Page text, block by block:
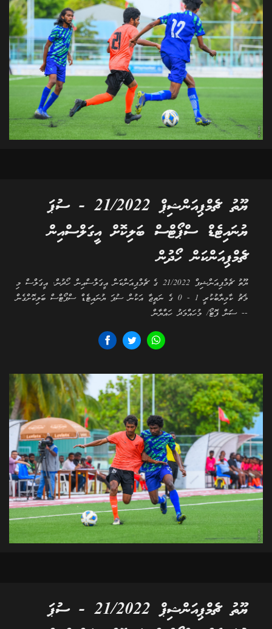
ޔޫތު ޗެމްޕިއަންޝިޕް 21/2022 - ސުޕަ
ޔުނައިޓެޑް ސްޕޯޓްސް ބަލިކޮށް އީގަލްސްއިން
ޗެމްޕިއަންކަން ހޯދުން
ޔޫތު ޗެމްޕިއަންޝިޕް 21/2022 ގެ ޗެމްޕިއަންކަން އީގަލްސްއިން ހޯދުން. އީގަލްސް މި
މެޗު ކާމިޔާބުކުރީ 1 - 0 ގެ ނަތީޖާ އަކުން ސުޕަ ޔުނައިޓެޑް ސްޕޯޓްސް ބަލިކޮށްގެން
-- ސަން ފޮޓޯ/ މުހައްމަދު ހައްޔާން
ޔޫތު ޗެމްޕިއަންޝިޕް 21/2022 - ސުޕަ